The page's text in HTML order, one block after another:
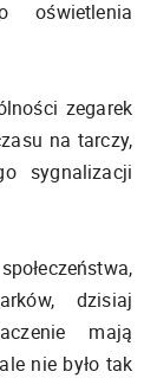
oświetlenia
zegarek
na tarczy,
sygnalizacji
dzisiaj
mają
nie było tak